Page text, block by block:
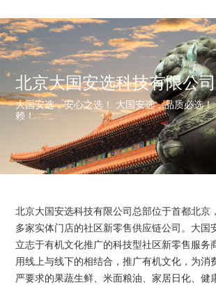
北京大国安选科技有限公司
大国安选，安心之选！ 大国安选，品质必选
赖！
北京大国安选科技有限公司总部位于首都北京
多家实体门店的社区新零售供应链公司。大国
立志于有机文化推广的科技型社区新零售服务
用线上与线下的相结合，推广有机文化，为消
严要求的果蔬生鲜、米面粮油、家居日化、健